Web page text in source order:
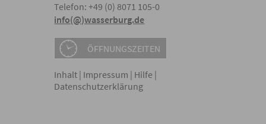
Telefon: +49 (0) 8071 105-0
info(@)wasserburg.de
ÖFFNUNGSZEITEN
Inhalt | Impressum | Hilfe |
Datenschutzerklärung